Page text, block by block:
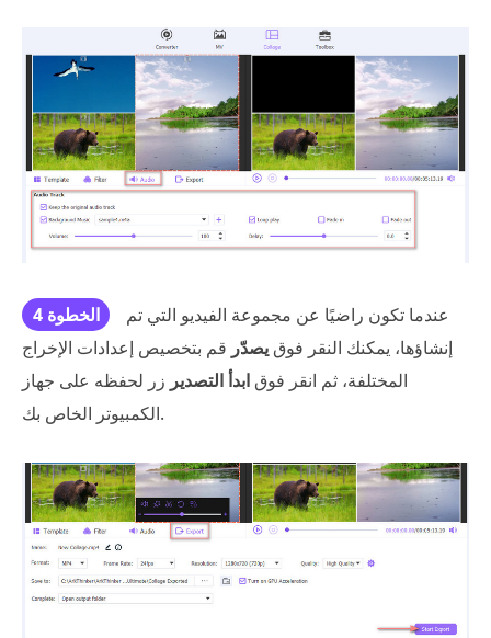
الخطوة 4
عندما تكون راضيًا عن مجموعة الفيديو التي تم
إنشاؤها، يمكنك النقر فوقيصدّر قم بتخصيص إعدادات الإخراج
المختلفة، ثم انقر فوقابدأ التصدير زر لحفظه على جهاز
الكمبيوتر الخاص بك.